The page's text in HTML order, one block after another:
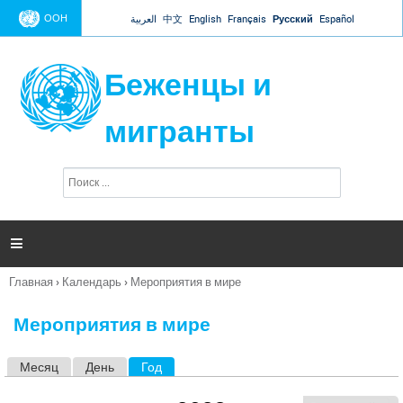
Jump to navigation
ООН العربية 中文 English Français Русский Español
Беженцы и
мигранты
п
и

Вы
Главная › Календарь › Мероприятия в мире
Мероприятия в мире
Месяц День Год